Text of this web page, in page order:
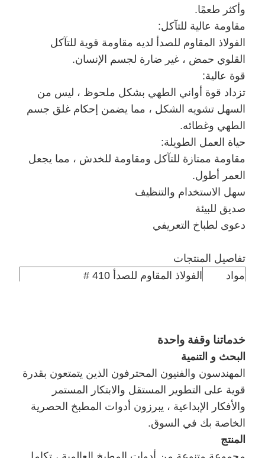
وأكثر طعمًا.
مقاومة عالية للتآكل:
الفولاذ المقاوم للصدأ لديه مقاومة قوية للتآكل
القلوي حمض ، غير ضارة لجسم الإنسان.
قوة عالية:
تزداد قوة أواني الطهي بشكل ملحوظ ، ليس من
السهل تشويه الشكل ، مما يضمن إحكام غلق جسم
الطهي وغطائه.
حياة العمل الطويلة:
مقاومة ممتازة للتآكل ومقاومة للخدش ، مما يجعل
العمر أطول.
سهل الاستخدام والتنظيف
صديق للبيئة
دعوى لطباخ التعريفي
تفاصيل المنتجات
مواد
الفولاذ المقاوم للصدأ 410 #
التعبئة
مجموعة / الشركة التونسية للملاحة
قياس
63 * 32 * 42 سم
خدماتنا وقفة واحدة
البحث و التنمية
المهندسون والفنيون المحترفون الذين يتمتعون بقدرة
قوية على التطوير المستقل والابتكار المستمر
والأفكار الإبداعية ، يبرزون أدوات المطبخ الحصرية
الخاصة بك في السوق.
المنتج